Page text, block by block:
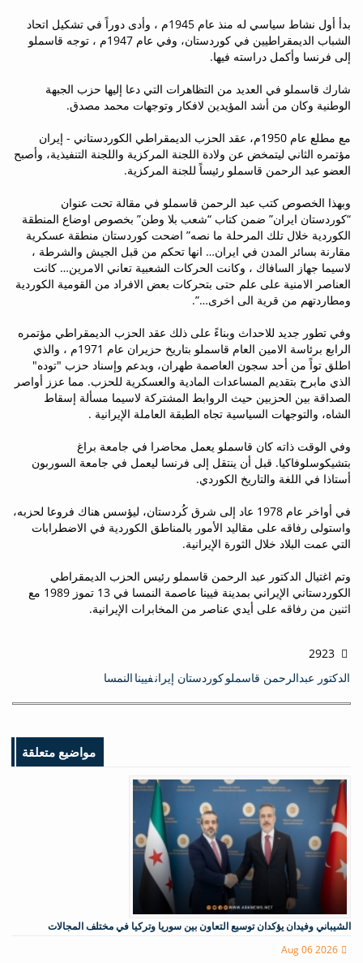
بدأ أول نشاط سياسي له منذ عام 1945م ، وأدى دوراً في تشكيل اتحاد
الشباب الديمقراطيين في كوردستان، وفي عام 1947م ، توجه قاسملو
إلى فرنسا وأكمل دراسته فيها.
شارك قاسملو في العديد من التظاهرات التي دعا إليها حزب الجبهة
الوطنية وكان من أشد المؤيدين لافكار وتوجهات محمد مصدق.
مع مطلع عام 1950م، عقد الحزب الديمقراطي الكوردستاني - إيران
مؤتمره الثاني ليتمخض عن ولادة اللجنة المركزية واللجنة التنفيذية، وأصبح
العضو عبد الرحمن قاسملو رئيساً للجنة المركزية.
وبهذا الخصوص كتب عبد الرحمن قاسملو في مقالة تحت عنوان
“كوردستان ايران” ضمن كتاب “شعب بلا وطن” بخصوص اوضاع المنطقة
الكوردية خلال تلك المرحلة ما نصه” اضحت كوردستان منطقة عسكرية
مقارنة بسائر المدن في ايران… انها تحكم من قبل الجيش والشرطة ،
لاسيما جهاز السافاك ، وكانت الحركات الشعبية تعاني الامرين… كانت
العناصر الامنية على علم حتى بتحركات بعض الافراد من القومية الكوردية
ومطاردتهم من قرية الى اخرى…”.
وفي تطور جديد للاحداث وبناءً على ذلك عقد الحزب الديمقراطي مؤتمره
الرابع برئاسة الامين العام قاسملو بتاريخ حزيران عام 1971م ، والذي
اطلق تواً من أحد سجون العاصمة طهران، وبدعم وإسناد حزب "توده"
الذي مابرح بتقديم المساعدات المادية والعسكرية للحزب. مما عزز أواصر
الصداقة بين الحزبين حيث الروابط المشتركة لاسيما مسألة إسقاط
الشاه، والتوجهات السياسية تجاه الطبقة العاملة الإيرانية .
وفي الوقت ذاته كان قاسملو يعمل محاضرا في جامعة براغ
بتشيكوسلوفاكيا. قبل أن ينتقل إلى فرنسا ليعمل في جامعة السوربون
أستاذا في اللغة والتاريخ الكوردي.
في أواخر عام 1978 عاد إلى شرق كُردستان، ليؤسس هناك فروعا لحزبه،
واستولى رفاقه على مقاليد الأمور بالمناطق الكوردية في الاضطرابات
التي عمت البلاد خلال الثورة الإيرانية.
وتم اغتيال الدكتور عبد الرحمن قاسملو رئيس الحزب الديمقراطي
الكوردستاني الإیراني بمدينة فيينا عاصمة النمسا في 13 تموز 1989 مع
اثنين من رفاقه على أيدي عناصر من المخابرات الإيرانية.
الدكتور عبدالرحمن قاسملوكوردستان إيرانفيينا النمسا
مواضيع متعلقة
الشيباني وفيدان يؤكدان توسيع التعاون بين سوريا وتركيا في مختلف المجالات
Aug 06 2026